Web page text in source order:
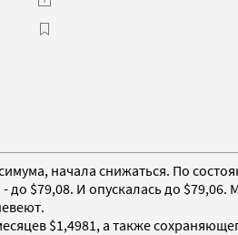
начала снижаться. По
$79,08. И опускалась до $79,06.
$1,4981, а также